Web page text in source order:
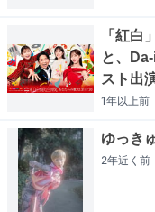
「紅白
と、
スト出
1年以上前
ゆっき
2年近く 前